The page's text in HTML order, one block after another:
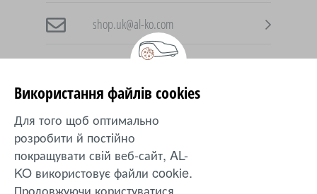
shop.uk@al-ko.com
AL-KO в інших країнах
Використання файлів cookies
Для того щоб оптимально
розробити й постійно
покращувати свій веб-сайт, AL-
KO використовує файли cookie.
Продовжуючи користуватися